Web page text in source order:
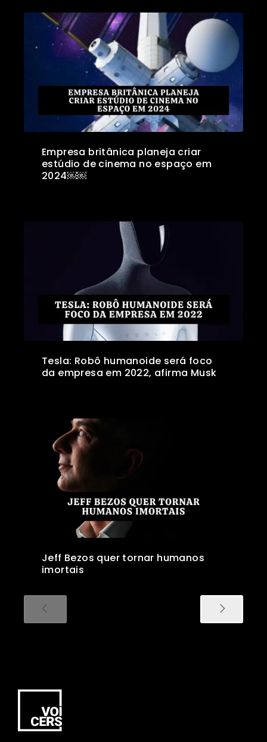
Empresa britânica planeja criar
estúdio de cinema no espaço em
2024￼￼
Tesla: Robô humanoide será foco
da empresa em 2022, afirma Musk
Jeff Bezos quer tornar humanos
imortais